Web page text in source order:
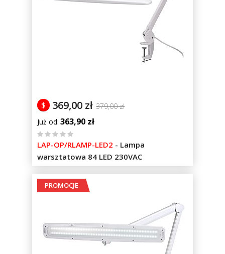
369,00 zł 379,00 zł
$
Już od 363,90 zł
%
100
LAP-OP/RLAMP-LED2 - Lampa
warsztatowa 84 LED 230VAC
PROMOCJE